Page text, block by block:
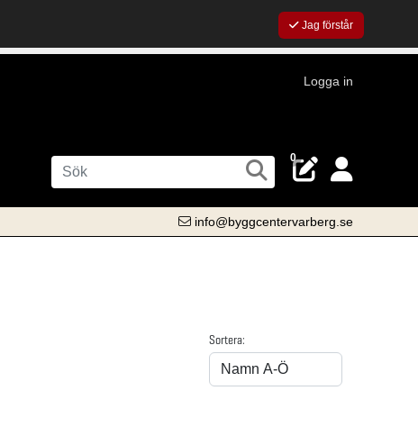
Jag förstår
Logga in
0
info@byggcentervarberg.se
Sortera: